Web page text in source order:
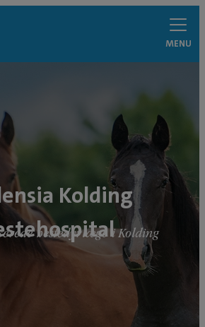
MENU
Kolding
hestedyrlæge i Kolding